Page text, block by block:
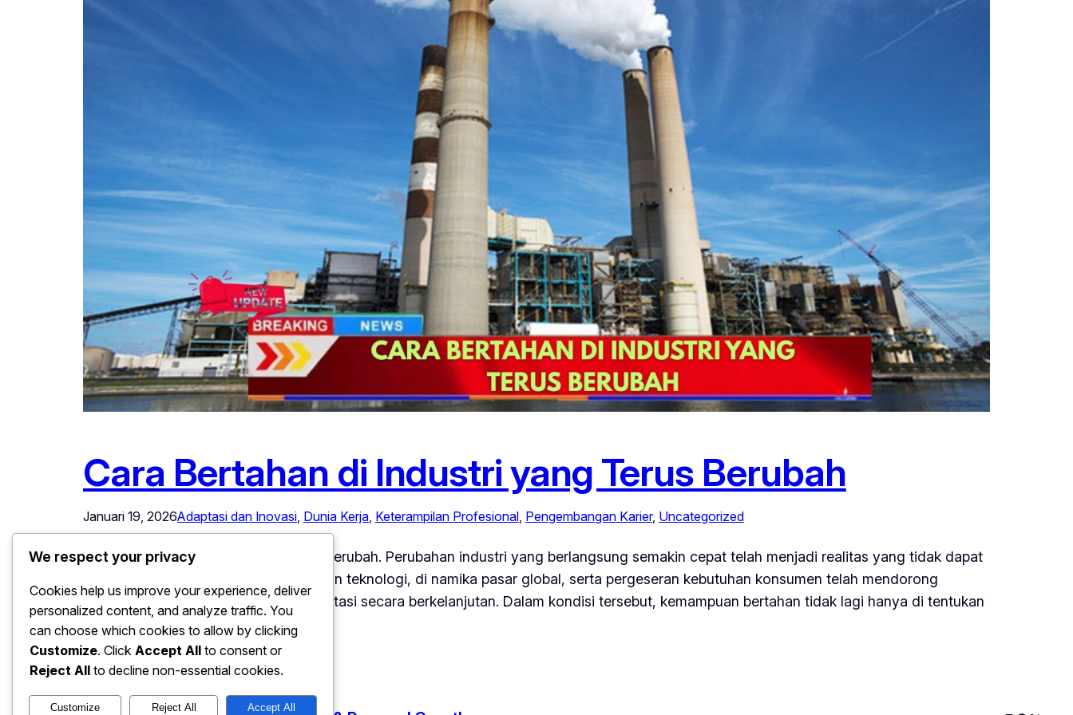
Cara Bertahan di Industri yang Terus Berubah
Januari 19, 2026Adaptasi dan Inovasi, Dunia Kerja, Keterampilan Profesional, Pengembangan Karier, Uncategorized
Cara Bertahan di Industri yang Terus Berubah. Perubahan industri yang berlangsung semakin cepat telah menjadi realitas yang tidak dapat
di hindari di era modern. Perkembangan teknologi, di namika pasar global, serta pergeseran kebutuhan konsumen telah mendorong
berbagai sektor industri untuk beradaptasi secara berkelanjutan. Dalam kondisi tersebut, kemampuan bertahan tidak lagi hanya di tentukan
oleh pengalaman…
We respect your privacy
Cookies help us improve your experience, deliver
personalized content, and analyze traffic. You
can choose which cookies to allow by clicking
Customize. Click Accept All to consent or
Reject All to decline non-essential cookies.
Customize Reject All Accept All